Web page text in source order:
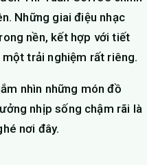
Những giai điệu nhạc
nền, kết hợp với tiết
trải nghiệm rất riêng.
nhìn những món đồ
nhịp sống chậm rãi là
nơi đây.